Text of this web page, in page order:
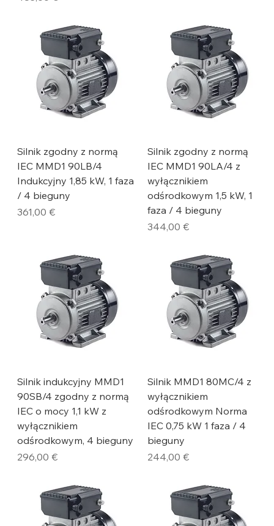
Silnik zgodny z normą
IEC MMD1 90LB/4
Indukcyjny 1,85 kW, 1 faza
/ 4 bieguny
Cena
361,00 €
Silnik zgodny z normą
IEC MMD1 90LA/4 z
wyłącznikiem
odśrodkowym 1,5 kW, 1
faza / 4 bieguny
Cena
344,00 €
Silnik indukcyjny MMD1
90SB/4 zgodny z normą
IEC o mocy 1,1 kW z
wyłącznikiem
odśrodkowym, 4 bieguny
Cena
296,00 €
Silnik MMD1 80MC/4 z
wyłącznikiem
odśrodkowym Norma
IEC 0,75 kW 1 faza / 4
bieguny
Cena
244,00 €